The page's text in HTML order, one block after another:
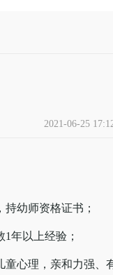
2021-06-25
幼师资格证书；
年以上经验；
心理，亲和力强、